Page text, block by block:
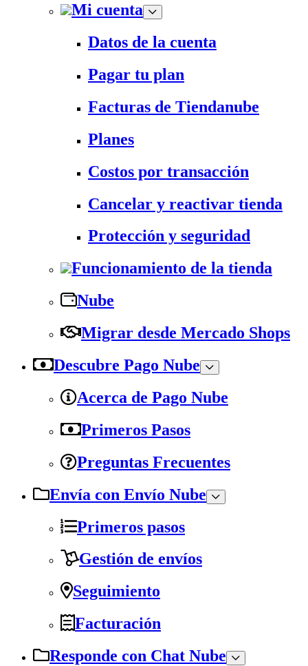
Mi cuenta
Datos de la cuenta
Pagar tu plan
Facturas de Tiendanube
Planes
Costos por transacción
Cancelar y reactivar tienda
Protección y seguridad
Funcionamiento de la tienda
Nube
Migrar desde Mercado Shops
Descubre Pago Nube
Acerca de Pago Nube
Primeros Pasos
Preguntas Frecuentes
Envía con Envío Nube
Primeros pasos
Gestión de envíos
Seguimiento
Facturación
Responde con Chat Nube